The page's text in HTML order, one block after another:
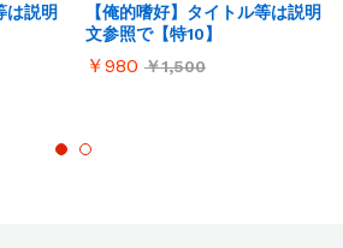
は説明
【俺的嗜好】タイトル等は説明
文参照で【特10】
￥980 ￥1,500